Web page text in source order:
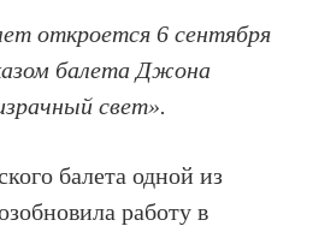
откроется 6 сентября
балета Джона
свет».
балета одной из
работу в